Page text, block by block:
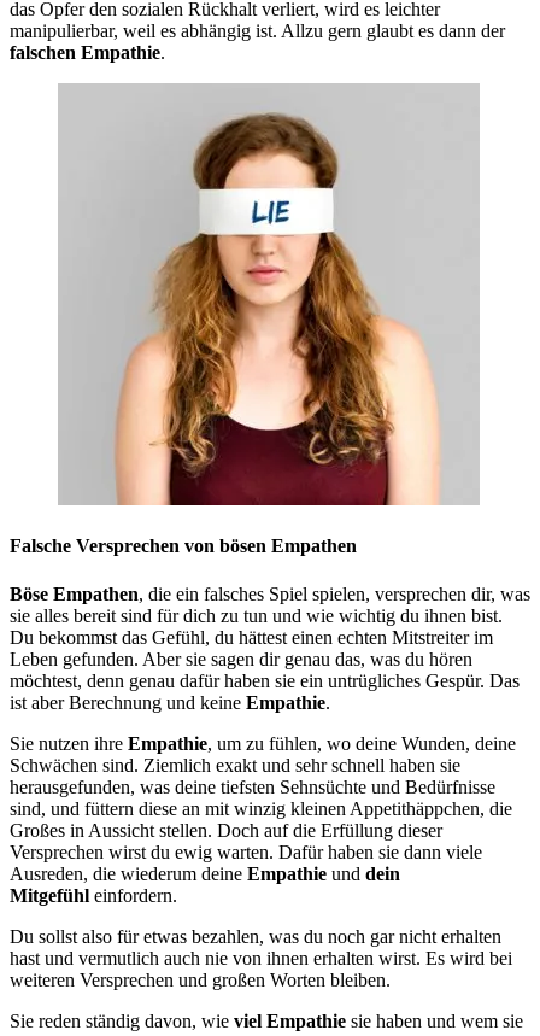
das Opfer den sozialen Rückhalt verliert, wird es leichter
manipulierbar, weil es abhängig ist. Allzu gern glaubt es dann der
falschen Empathie.
Falsche Versprechen von bösen Empathen
Böse Empathen, die ein falsches Spiel spielen, versprechen dir, was
sie alles bereit sind für dich zu tun und wie wichtig du ihnen bist.
Du bekommst das Gefühl, du hättest einen echten Mitstreiter im
Leben gefunden. Aber sie sagen dir genau das, was du hören
möchtest, denn genau dafür haben sie ein untrügliches Gespür. Das
ist aber Berechnung und keine Empathie.
Sie nutzen ihre Empathie, um zu fühlen, wo deine Wunden, deine
Schwächen sind. Ziemlich exakt und sehr schnell haben sie
herausgefunden, was deine tiefsten Sehnsüchte und Bedürfnisse
sind, und füttern diese an mit winzig kleinen Appetithäppchen, die
Großes in Aussicht stellen. Doch auf die Erfüllung dieser
Versprechen wirst du ewig warten. Dafür haben sie dann viele
Ausreden, die wiederum deine Empathie und dein
Mitgefühl einfordern.
Du sollst also für etwas bezahlen, was du noch gar nicht erhalten
hast und vermutlich auch nie von ihnen erhalten wirst. Es wird bei
weiteren Versprechen und großen Worten bleiben.
Sie reden ständig davon, wie viel Empathie sie haben und wem sie